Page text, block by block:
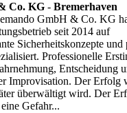
Co. KG - Bremerhaven
GmbH & Co. KG
seit 2014 auf
Sicherheitskonzepte und
Professionelle
Entscheidung
Improvisation. Der Erfolg
überwältigt wird. Der
Gefahr...